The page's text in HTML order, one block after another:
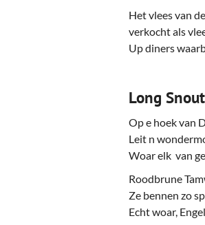
Het vlees van
verkocht als
Up diners
Long
Op e hoek van
Leit n
Woar elk van
Roodbrune
Ze bennen zo
Echt woar,